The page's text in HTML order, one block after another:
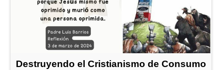
Destruyendo el Cristianismo de Consumo